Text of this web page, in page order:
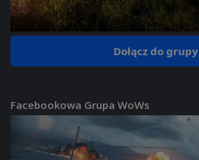
Dołącz do grupy
Facebookowa Grupa WoWs